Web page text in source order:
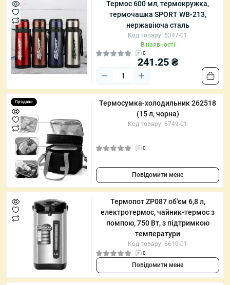
Термос 600 мл, термокружка,
термочашка SPORT WB-213,
нержавіюча сталь
Код товару: 6347-01
В наявності
0
241.25 ₴
Продано
Термосумка-холодильник 262518
(15 л, чорна)
Код товару: 6749-01
0
Повідомити мене
Термопот ZP087 об'єм 6,8 л,
електротермос, чайник-термос з
помпою, 750 Вт, з підтримкою
температури
Код товару: 6610-01
0
Повідомити мене